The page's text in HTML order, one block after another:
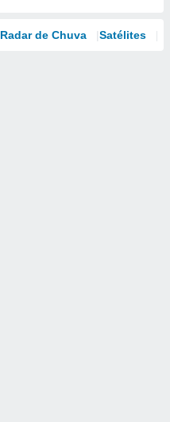
Radar de Chuva Satélites